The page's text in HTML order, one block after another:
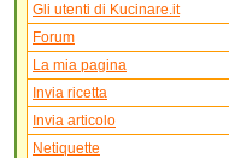
Gli utenti di Kucinare.it
Forum
La mia pagina
Invia ricetta
Invia articolo
Netiquette